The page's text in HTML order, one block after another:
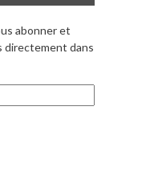
abonner et
directement dans